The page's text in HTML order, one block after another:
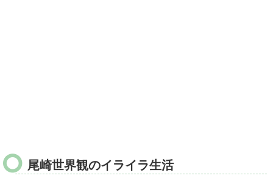
尾崎世界観のイライラ生活